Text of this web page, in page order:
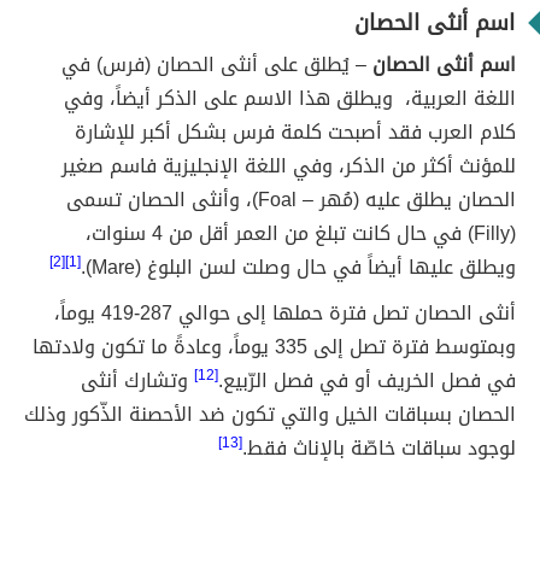
اسم أنثى الحصان
اسم أنثى الحصان– يُطلق على أنثى الحصان (فرس) في
اللغة العربية، ويطلق هذا الاسم على الذكر أيضاً، وفي
كلام العرب فقد أصبحت كلمة فرس بشكل أكبر للإشارة
للمؤنث أكثر من الذكر، وفي اللغة الإنجليزية فاسم صغير
الحصان يطلق عليه (مُهر – Foal)، وأنثى الحصان تسمى
(Filly) في حال كانت تبلغ من العمر أقل من 4 سنوات،
ويطلق عليها أيضاً في حال وصلت لسن البلوغ (Mare).
[1][2]
أنثى الحصان تصل فترة حملها إلى حوالي 287-419 يوماً،
وبمتوسط فترة تصل إلى 335 يوماً، وعادةً ما تكون ولادتها
في فصل الخريف أو في فصل الرّبيع.[12]
وتشارك أنثى
الحصان بسباقات الخيل والتي تكون ضد الأحصنة الذّكور وذلك
لوجود سباقات خاصّة بالإناث فقط.[13]